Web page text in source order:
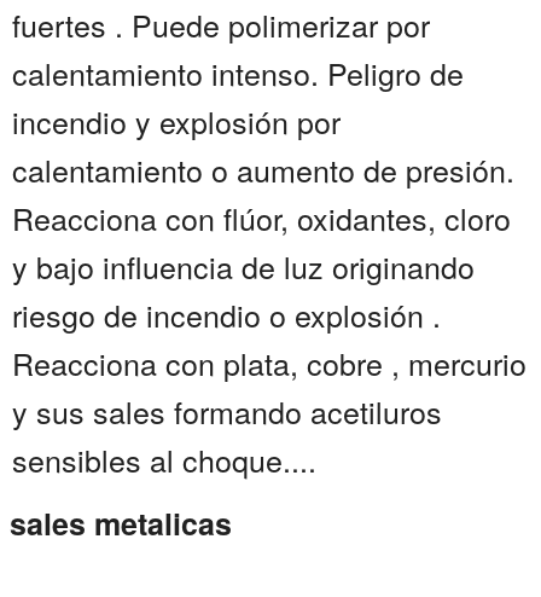
fuertes . Puede polimerizar por
calentamiento intenso. Peligro de
incendio y explosión por
calentamiento o aumento de presión.
Reacciona con flúor, oxidantes, cloro
y bajo influencia de luz originando
riesgo de incendio o explosión .
Reacciona con plata, cobre , mercurio
y sus sales formando acetiluros
sensibles al choque....
sales metalicas